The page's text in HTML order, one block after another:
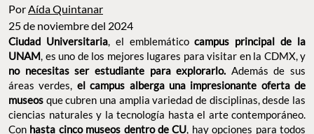
PorAída Quintanar
25 de noviembre del 2024
Ciudad Universitaria, el emblemáticocampus principal de la
UNAM, es uno de los mejores lugares para visitar en la CDMX, y
no necesitas ser estudiante para explorarlo. Además de sus
áreas verdes,el campus alberga una impresionante oferta de